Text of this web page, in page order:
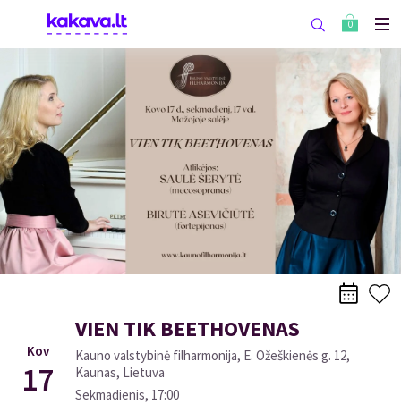
0
Kov
17
VIEN TIK BEETHOVENAS
Kauno valstybinė filharmonija, E. Ožeškienės g. 12,
Kaunas, Lietuva
Sekmadienis, 17:00